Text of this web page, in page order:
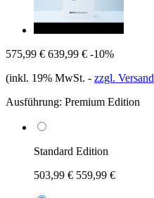
575,99 € 639,99 € -10%
(inkl. 19% MwSt. - zzgl. Versand
Ausführung: Premium Edition
Standard Edition
503,99 € 559,99 €